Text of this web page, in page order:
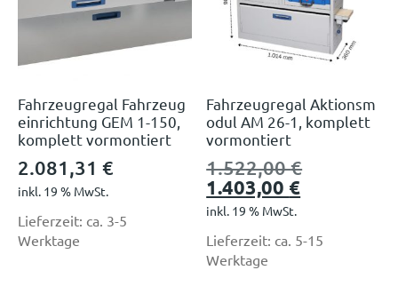
Fahrzeugregal Fahrzeug
einrichtung GEM 1-150,
komplett vormontiert
2.081,31 €
inkl. 19 % MwSt.
Lieferzeit: ca. 3-5
Werktage
Fahrzeugregal Aktionsm
odul AM 26-1, komplett
vormontiert
1.522,00€
1.403,00 €
inkl. 19 % MwSt.
Lieferzeit: ca. 5-15
Werktage